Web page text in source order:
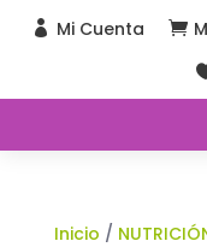
 Mi Cuenta 
Inicio /